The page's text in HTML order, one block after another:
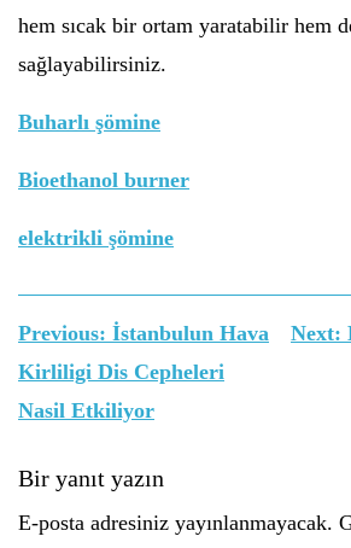
hem sıcak bir ortam yaratabilir hem
sağlayabilirsiniz.
Buharlı şömine
Bioethanol burner
elektrikli şömine
Yazı
gezinmesi
Previous: İstanbulun Hava
Kirliligi Dis Cepheleri
Nasil Etkiliyor
Next:
Bir yanıt yazın
E-posta adresiniz yayınlanmayacak.